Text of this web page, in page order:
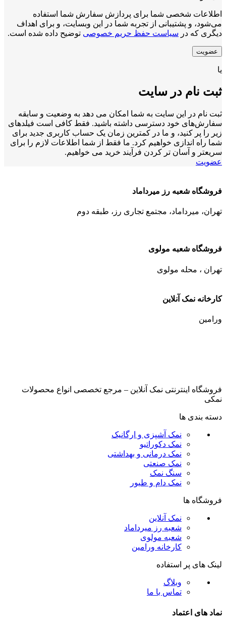
اطلاعات شخصی شما برای پردازش سفارش شما استفاده
می‌شود، و پشتیبانی از تجربه شما در این وبسایت، و برای اهداف
دیگری که در سیاست حفظ حریم خصوصی توضیح داده شده است.
عضویت
یا
ثبت نام در سایت
ثبت نام در این سایت به شما امکان می دهد به وضعیت و سابقه
سفارش‌های خود دسترسی داشته باشید. فقط کافی است فیلدهای
زیر را پر کنید، و ما در کمترین زمان یک حساب کاربری جدید برای
شما راه اندازی خواهیم کرد. ما فقط از شما اطلاعات لازم را برای
سریعتر و آسان تر کردن فرآیند خرید می خواهیم.
عضویت
فروشگاه شعبه رز میرداماد
تهران، میرداماد، مجتمع تجاری رز،‌ طبقه دوم
فروشگاه شعبه مولوی
تهران ، محله مولوی
کارخانه نمک آنلاین
ورامین
فروشگاه اینترنتی نمک آنلاین – مرجع تخصصی انواع محصولات
نمکی
دسته بندی ها
نمک آشپزی و ارگانیک
نمک دکوراتیو
نمک درمانی و بهداشتی
نمک صنعتی
سنگ نمک
نمک دام و طیور
فروشگاه ها
نمک آنلاین
شعبه رز میرداماد
شعبه مولوی
کارخانه ورامین
لینک های پر استفاده
وبلاگ
تماس با ما
نماد های اعتماد